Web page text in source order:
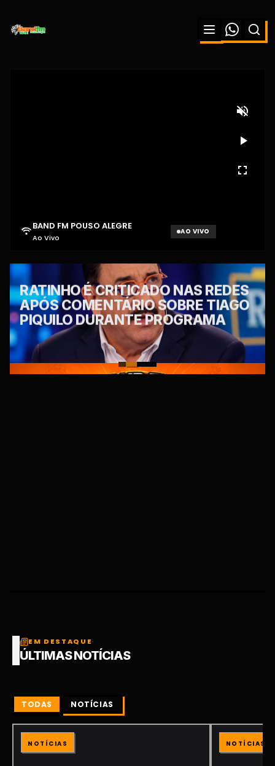
BAND FM POUSO ALEGRE
Ao Vivo
AO VIVO
EM DESTAQUE
ÚLTIMAS NOTÍCIAS
TODAS NOTÍCIAS
NOTÍCIAS NOTÍCIAS